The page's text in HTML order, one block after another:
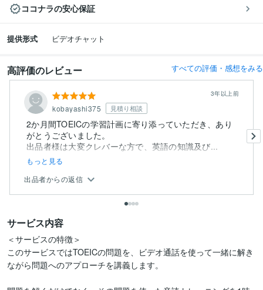
ココナラの安心保証
提供形式 ビデオチャット
高評価のレビュー すべての評価・感想をみる
kobayashi375 見積り相談
3年以上前
2か月間TOEICの学習計画に寄り添っていただき、あり
がとうございました。
出品者様は大変クレバーな方で、英語の知識及び...
もっと見る
出品者からの返信
サービス内容
＜サービスの特徴＞
このサービスではTOEICの問題を、ビデオ通話を使って一緒に解き
ながら問題へのアプローチを講義します。